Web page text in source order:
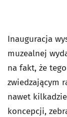
Inauguracja
muzealnej
na fakt, że
zwiedzającym
nawet
koncepcji,